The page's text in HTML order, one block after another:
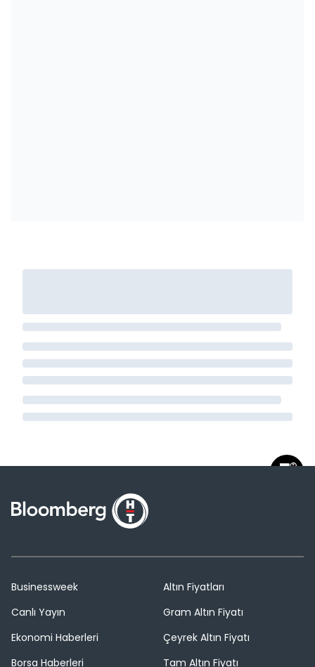
Businessweek
Canlı Yayın
Ekonomi Haberleri
Borsa Haberleri
Altın Fiyatları
Gram Altın Fiyatı
Çeyrek Altın Fiyatı
Tam Altın Fiyatı